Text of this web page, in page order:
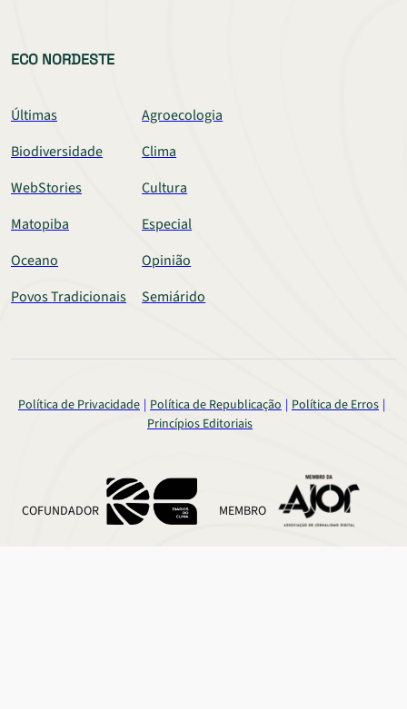
ECO NORDESTE
Últimas
Agroecologia
Biodiversidade
Clima
WebStories
Cultura
Matopiba
Especial
Oceano
Opinião
Povos Tradicionais
Semiárido
Política de Privacidade Política de Republicação Política de Erros
Princípios Editoriais
COFUNDADOR MEMBRO